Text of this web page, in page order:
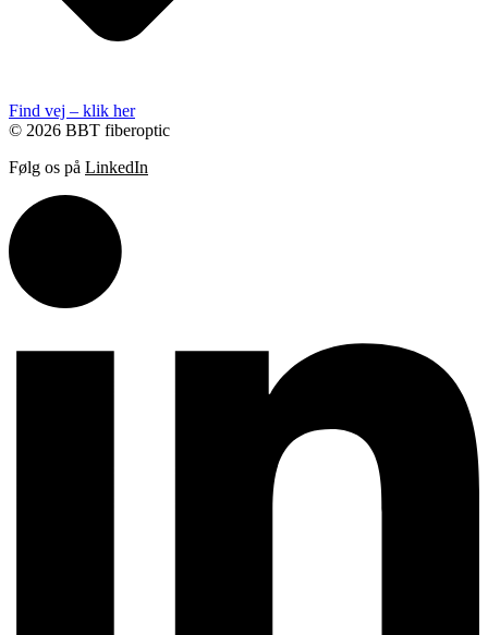
Find vej – klik her
© 2026 BBT fiberoptic
Følg os på LinkedIn